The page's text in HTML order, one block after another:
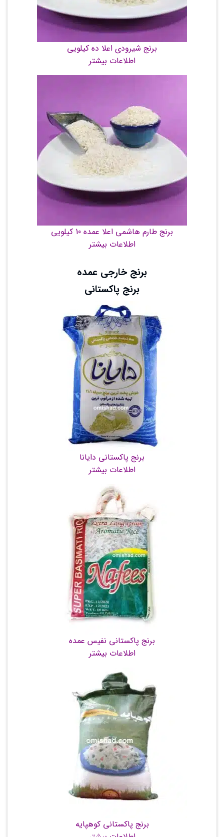
برنج شیرودی اعلا ده کیلویی
اطلاعات بیشتر
برنج طارم هاشمی اعلا عمده 10 کیلویی
اطلاعات بیشتر
برنج‌ خارجی عمده
برنج پاکستانی
برنج پاکستانی دایانا
اطلاعات بیشتر
برنج پاکستانی نفیس عمده
اطلاعات بیشتر
برنج پاکستانی کوهپایه